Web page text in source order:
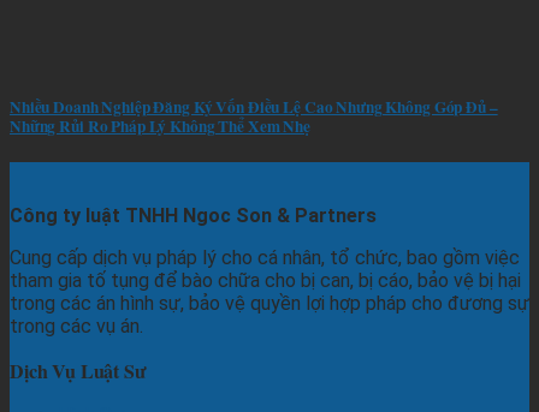
Nhiều Doanh Nghiệp Đăng Ký Vốn Điều Lệ Cao Nhưng Không Góp Đủ –
Những Rủi Ro Pháp Lý Không Thể Xem Nhẹ
Công ty luật TNHH Ngoc Son & Partners
Cung cấp dịch vụ pháp lý cho cá nhân, tổ chức, bao gồm việc
tham gia tố tụng để bào chữa cho bị can, bị cáo, bảo vệ bị hại
trong các án hình sự, bảo vệ quyền lợi hợp pháp cho đương sự
trong các vụ án.
Dịch Vụ Luật Sư